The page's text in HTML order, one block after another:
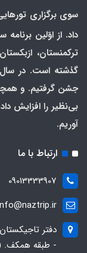
سوی برگزاری
داد. از اوّلین
ترکمنستان،
جشن گرفتیم. و
بی‌نظیر را افزایش
آوریم.
ارتباط با ما
09013333907
دفتر